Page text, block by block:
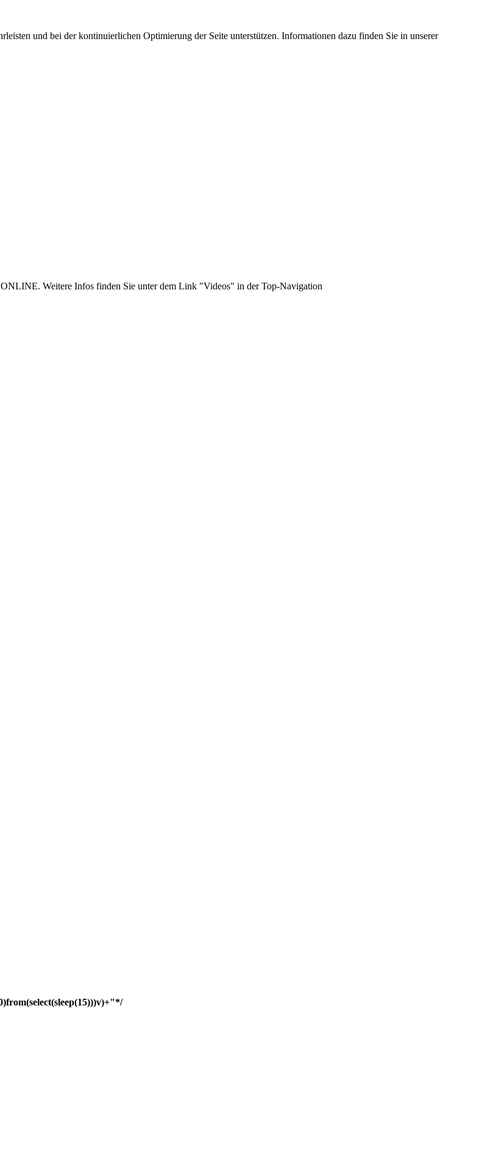
und bei der kontinuierlichen Optimierung der Seite unterstützen. Informationen dazu finden Sie in unserer
Weitere Infos finden Sie unter dem Link "Videos" in der Top-Navigation